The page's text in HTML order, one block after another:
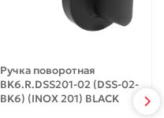
Ручка поворотная
BK6.R.DSS201-02 (DSS-02-
BK6) (INOX 201) BLACK